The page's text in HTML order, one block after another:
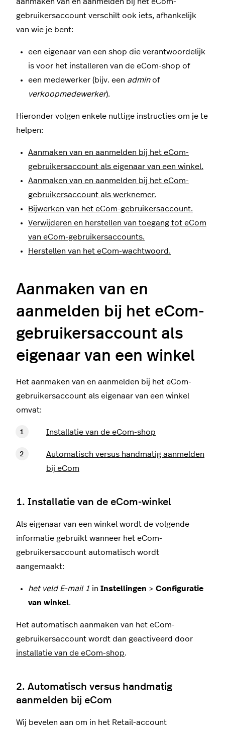
gebruikersaccount verschilt ook iets, afhankelijk
van wie je bent:
een eigenaar van een shop die verantwoordelijk
is voor het installeren van de eCom-shop of
een medewerker (bijv. een adminof
verkoopmedewerker).
Hieronder volgen enkele nuttige instructies om je te
helpen:
Aanmaken van en aanmelden bij het eCom-
gebruikersaccount als eigenaar van een winkel.
Aanmaken van en aanmelden bij het eCom-
gebruikersaccount als werknemer.
Bijwerken van het eCom-gebruikersaccount.
Verwijderen en herstellen van toegang tot eCom
van eCom-gebruikersaccounts.
Herstellen van het eCom-wachtwoord.
Aanmaken van en
aanmelden bij het eCom-
gebruikersaccount als
eigenaar van een winkel
Het aanmaken van en aanmelden bij het eCom-
gebruikersaccount als eigenaar van een winkel
omvat:
Installatie van de eCom-shop
Automatisch versus handmatig aanmelden
bij eCom
1. Installatie van de eCom-winkel
Als eigenaar van een winkel wordt de volgende
informatie gebruikt wanneer het eCom-
gebruikersaccount automatisch wordt
aangemaakt:
het veld E-mail 1 in Instellingen > Configuratie
van winkel.
Het automatisch aanmaken van het eCom-
gebruikersaccount wordt dan geactiveerd door
installatie van de eCom-shop.
2. Automatisch versus handmatig
aanmelden bij eCom
Wij bevelen aan om in het Retail-account